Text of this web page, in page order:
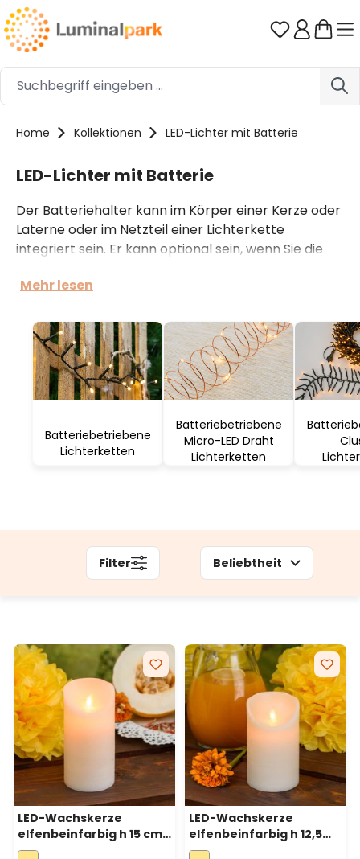
Zum Hauptinhalt springen Du hast 0
Home Kollektionen LED-Lichter mit Batterie
LED-Lichter mit Batterie
Der Batteriehalter kann im Körper einer Kerze oder
Laterne oder im Netzteil einer Lichterkette
integriert sein. Er kann optional sein, wenn Sie die
Batterien: AA, AAA, C, D und Knopfbatterien. Die
sehr klein und lassen sich daher einfach verbergen.
Mehr lesen
Batteriebetriebene
Lichterketten
Batteriebetriebene
Micro-LED Draht
Lichterketten
Filter Beliebtheit
LED-Wachskerze
elfenbeinfarbig h 15 cm,
bewegliche Flamme, Ø
LED-Wachskerze
elfenbeinfarbig h 12,5
cm, bewegliche Flamme,